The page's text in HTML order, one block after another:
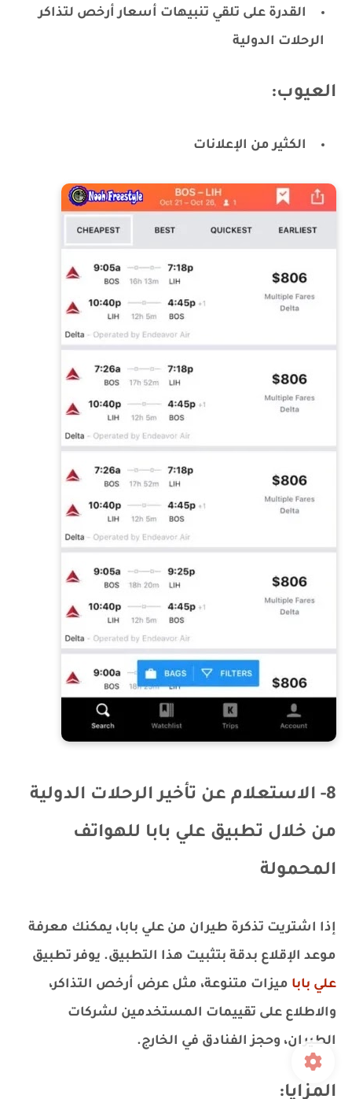
القدرة على تلقي تنبيهات أسعار أرخص لتذاكر
الرحلات الدولية
العيوب:
الكثير من الإعلانات
8- الاستعلام عن تأخير الرحلات الدولية
من خلال تطبيق علي بابا للهواتف
المحمولة
إذا اشتريت تذكرة طيران من علي بابا، يمكنك معرفة
موعد الإقلاع بدقة بتثبيت هذا التطبيق. يوفر تطبيق
علي بابا ميزات متنوعة، مثل عرض أرخص التذاكر،
والاطلاع على تقييمات المستخدمين لشركات
الطيران، وحجز الفنادق في الخارج.
المزايا: